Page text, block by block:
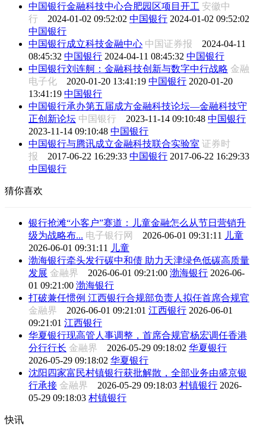
中国银行金融科技中心合肥园区项目开工 安徽中
行 2024-01-02 09:52:02 中国银行 2024-01-02 09:52:02
中国银行
中国银行成立科技金融中心 中国证券报 2024-04-11
08:45:32 中国银行 2024-04-11 08:45:32 中国银行
中国银行刘连舸：金融科技创新与数字中行战略 金融
电子化 2020-01-20 13:41:19 中国银行 2020-01-20
13:41:19 中国银行
中国银行承办第五届成方金融科技论坛—金融科技守
正创新论坛 中国银行 2023-11-14 09:10:48 中国银行
2023-11-14 09:10:48 中国银行
中国银行与腾讯成立金融科技联合实验室 证券时
报 2017-06-22 16:29:33 中国银行 2017-06-22 16:29:33
中国银行
猜你喜欢
银行抢滩“小客户”赛道：儿童金融怎么从节日营销升
级为战略布... 电子银行网 2026-06-01 09:31:11
儿童
2026-06-01 09:31:11
儿童
渤海银行牵头发行碳中和债 助力天津绿色低碳高质量
发展 金融界 2026-06-01 09:21:00 渤海银行 2026-06-
01 09:21:00 渤海银行
打破兼任惯例 江西银行合规部负责人拟任首席合规官
金融界 2026-06-01 09:21:01 江西银行 2026-06-01
09:21:01 江西银行
华夏银行现高管人事调整，首席合规官杨宏调任香港
分行行长 金融界 2026-05-29 09:18:02 华夏银行
2026-05-29 09:18:02 华夏银行
沈阳四家富民村镇银行获批解散，全部业务由盛京银
行承接 金融界 2026-05-29 09:18:03 村镇银行 2026-
05-29 09:18:03 村镇银行
快讯